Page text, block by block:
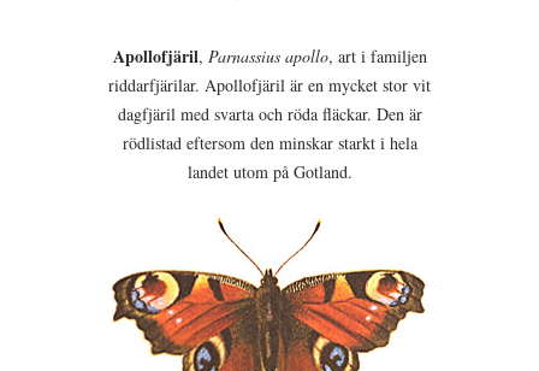
Apollofjäril, Parnassius apollo, art i familjen
riddarfjärilar. Apollofjäril är en mycket stor vit
dagfjäril med svarta och röda fläckar. Den är
rödlistad eftersom den minskar starkt i hela
landet utom på Gotland.